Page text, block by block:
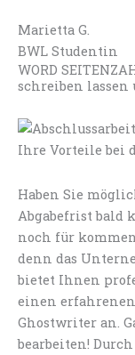
Marietta G.
BWL Studentin
WORD
schreiben lassen
Ihre Vorteile bei
Haben Sie
Abgabefrist bald
noch für
denn das
bietet Ihnen
einen
Ghostwriter an.
bearbeiten!